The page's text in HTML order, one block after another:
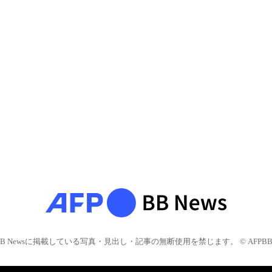
Newsに掲載している写真・見出し・記事の無断使用を禁じます。 © AFPBB